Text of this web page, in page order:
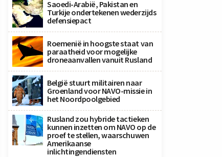
Saoedi-Arabië, Pakistan en
Turkije ondertekenen wederzijds
defensiepact
Roemenië in hoogste staat van
paraatheid voor mogelijke
droneaanvallen vanuit Rusland
België stuurt militairen naar
Groenland voor NAVO-missie in
het Noordpoolgebied
Rusland zou hybride tactieken
kunnen inzetten om NAVO op de
proef te stellen, waarschuwen
Amerikaanse
inlichtingendiensten